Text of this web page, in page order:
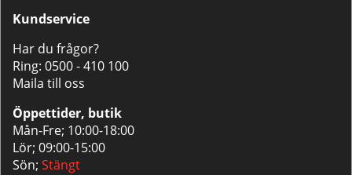
Kundservice
Har du frågor?
Ring: 0500 - 410 100
Maila till oss
Öppettider, butik
Mån-Fre; 10:00-18:00
Lör; 09:00-15:00
Sön; Stängt